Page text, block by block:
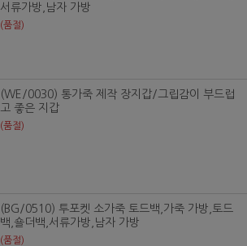
서류가방,남자 가방
(품절)
(WE/0030) 통가죽 제작 장지갑/그립감이 부드럽
고 좋은 지갑
(품절)
(BG/0510) 투포켓 소가죽 토드백,가죽 가방,토드
백,숄더백,서류가방,남자 가방
(품절)